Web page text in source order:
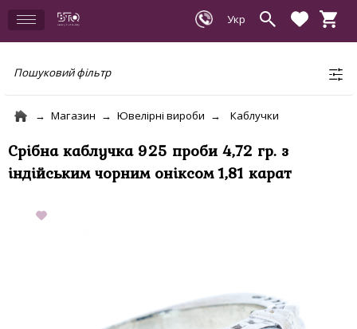
Пошуковий фільтр
Магазин Ювелірні вироби Каблучки
Срібна каблучка 925 проби 4,72 гр. з
індійським чорним оніксом 1,81 карат